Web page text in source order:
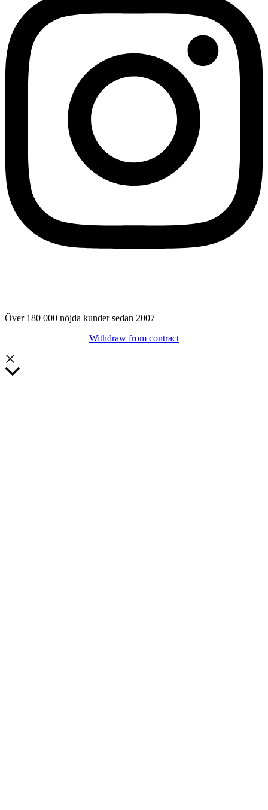
Över 180 000 nöjda kunder sedan 2007
Withdraw from contract